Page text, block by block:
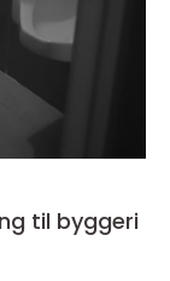
til byggeri